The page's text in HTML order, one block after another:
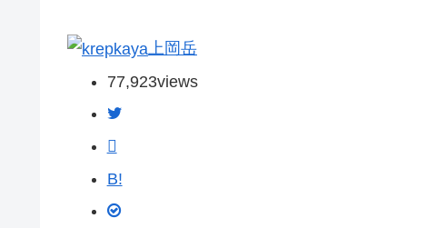
上岡岳
77,923views
B!